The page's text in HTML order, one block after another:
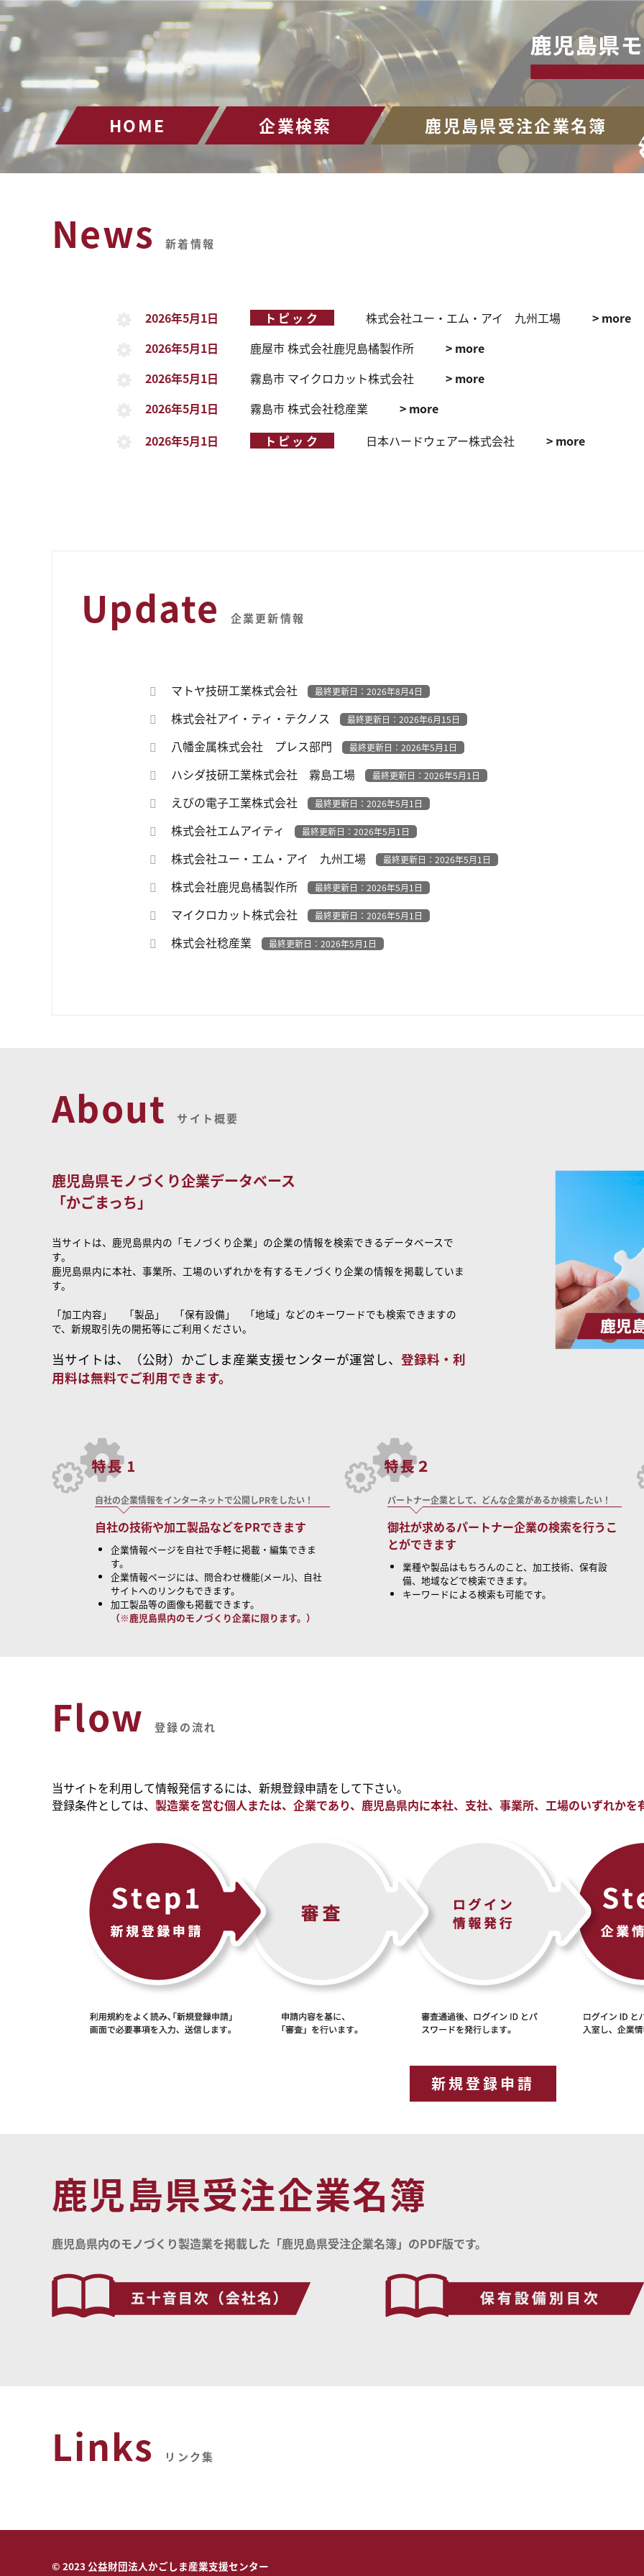
HOME 企業検索 鹿児島県受注企業名簿
News 新着情報
2026年5月1日 トピック 株式会社ユー・エム・アイ 九州工場
> more
2026年5月1日
鹿屋市株式会社鹿児島橘製作所
> more
2026年5月1日
霧島市 マイクロカット株式会社
> more
2026年5月1日
霧島市株式会社稔産業
> more
2026年5月1日
トピック 日本ハードウェアー株式会社 > more
Update 企業更新情報
マトヤ技研工業株式会社 最終更新日：2026年8月4日
株式会社アイ・ティ・テクノス 最終更新日：2026年6月15日
八幡金属株式会社 プレス部門 最終更新日：2026年5月1日
ハシダ技研工業株式会社 霧島工場 最終更新日：2026年5月1日
えびの電子工業株式会社 最終更新日：2026年5月1日
株式会社エムアイティ 最終更新日：2026年5月1日
株式会社ユー・エム・アイ 九州工場 最終更新日：2026年5月1日
株式会社鹿児島橘製作所 最終更新日：2026年5月1日
マイクロカット株式会社 最終更新日：2026年5月1日
株式会社稔産業 最終更新日：2026年5月1日
About サイト概要
鹿児島県モノづくり企業データベース
「かごまっち」
当サイトは、鹿児島県内の「モノづくり企業」の企業の情報を検索できるデータベースで
す。
鹿児島県内に本社、事業所、工場のいずれかを有するモノづくり企業の情報を掲載していま
す。
「加工内容」 「製品」 「保有設備」 「地域」などのキーワードでも検索できますの
で、新規取引先の開拓等にご利用ください。
当サイトは、（公財）かごしま産業支援センターが運営し、 登録料・利
用料は無料でご利用できます。
自社の企業情報をインターネットで公開しPRをしたい！
自社の技術や加工製品などをPRできます
企業情報ページを自社で手軽に掲載・編集できま
す。
企業情報ページには、問合わせ機能(メール)、自社
サイトへのリンクもできます。
加工製品等の画像も掲載できます。
（※鹿児島県内のモノづくり企業に限ります。）
パートナー企業として、どんな企業があるか検索したい！
御社が求めるパートナー企業の検索を行うこ
とができます
業種や製品はもちろんのこと、加工技術、保有設
備、地域などで検索できます。
キーワードによる検索も可能です。
Flow 登録の流れ
当サイトを利用して情報発信するには、新規登録申請をして下さい。
登録条件としては、 製造業を営む個人または、企業であり、鹿児島県内に本社、支社、事業所、工場のいずれかを
新規登録申請
鹿児島県受注企業名簿
鹿児島県内のモノづくり製造業を掲載した「鹿児島県受注企業名簿」のPDF版です。
Links リンク集
© 2023 公益財団法人かごしま産業支援センター